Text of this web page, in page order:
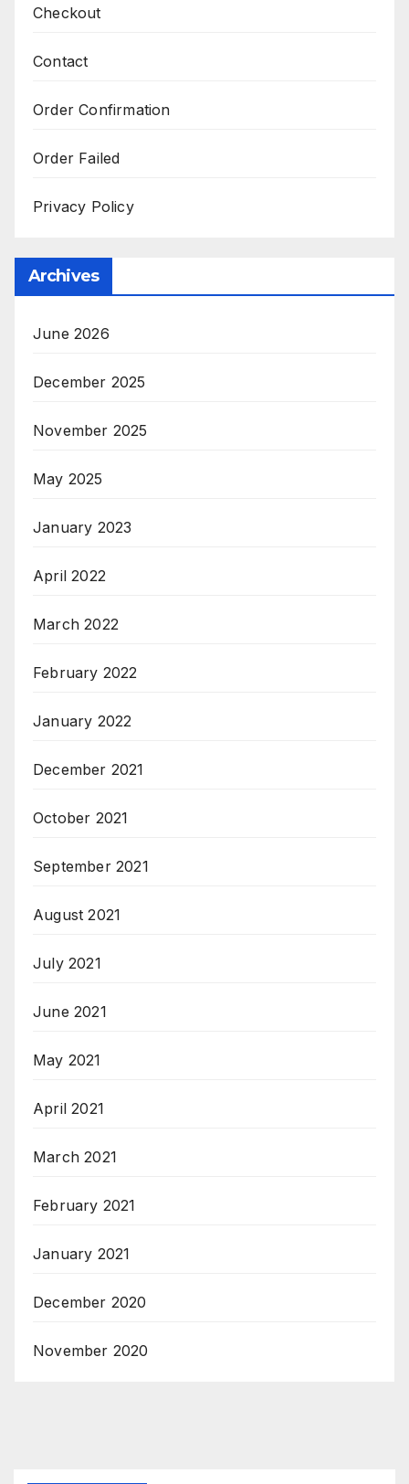
Checkout
Contact
Order Confirmation
Order Failed
Privacy Policy
Archives
June 2026
December 2025
November 2025
May 2025
January 2023
April 2022
March 2022
February 2022
January 2022
December 2021
October 2021
September 2021
August 2021
July 2021
June 2021
May 2021
April 2021
March 2021
February 2021
January 2021
December 2020
November 2020